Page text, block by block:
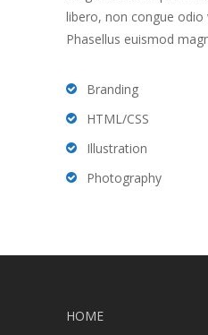
libero, non congue odio
Phasellus euismod
Branding
HTML/CSS
Illustration
Photography
HOME